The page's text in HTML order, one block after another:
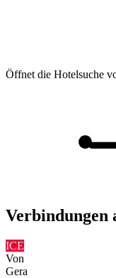
Öffnet die Hotelsuche
Verbindungen
ICE
Von
Gera